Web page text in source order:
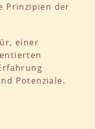
Prinzipien der
einer
Potenziale.